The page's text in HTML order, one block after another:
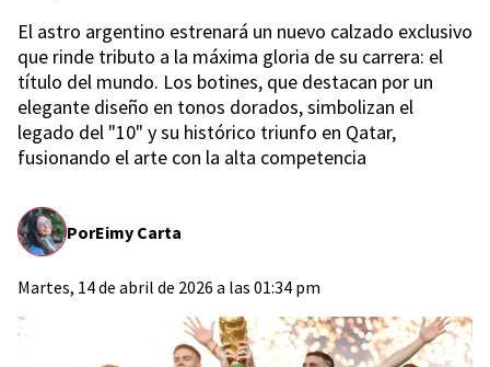
El astro argentino estrenará un nuevo calzado exclusivo
que rinde tributo a la máxima gloria de su carrera: el
título del mundo. Los botines, que destacan por un
elegante diseño en tonos dorados, simbolizan el
legado del "10" y su histórico triunfo en Qatar,
fusionando el arte con la alta competencia
PorEimy Carta
Martes, 14 de abril de 2026 a las 01:34 pm